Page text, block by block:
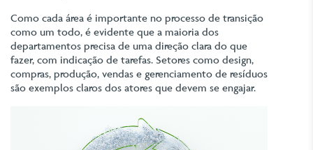
Como cada área é importante no processo de transição
como um todo, é evidente que a maioria dos
departamentos precisa de uma direção clara do que
fazer, com indicação de tarefas. Setores como design,
compras, produção, vendas e gerenciamento de resíduos
são exemplos claros dos atores que devem se engajar.